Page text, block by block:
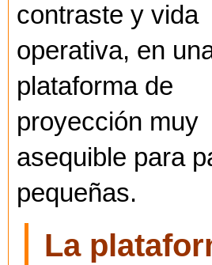
contraste y vida
operativa, en
plataforma de
proyección muy
asequible para
pequeñas.
La